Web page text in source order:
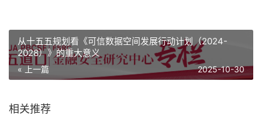
从十五五规划看《可信数据空间发展行动计划（2024-
2028）》的重大意义
« 上一篇 2025-10-30
相关推荐